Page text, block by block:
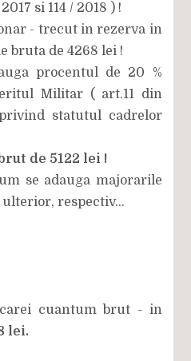
si 114 / 2018 ) !
- trecut in rezerva in
bruta de 4268 lei !
procentul de 20 %
Militar ( art.11 din
statutul cadrelor
de 5122 lei !
se adauga majorarile
respectiv...
cuantum brut - in
lei.